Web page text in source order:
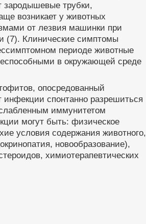
зародышевые трубки,
возникает у животных
от лезвия машинки при
(7). Клинические симптомы
периоде животные
в окружающей среде
опосредованный
спонтанно разрешиться
иммунитетом
могут быть: физическое
условия содержания животного,
новообразование),
химиотерапевтических